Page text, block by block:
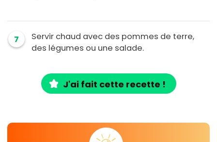
7
Servir chaud avec des pommes de terre,
des légumes ou une salade.
J'ai fait cette recette !